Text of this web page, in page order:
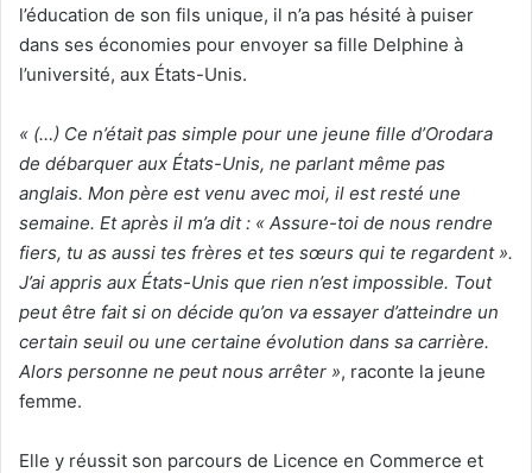
l’éducation de son fils unique, il n’a pas hésité à puiser
dans ses économies pour envoyer sa fille Delphine à
l’université, aux États-Unis.
« (…) Ce n’était pas simple pour une jeune fille d’Orodara
de débarquer aux États-Unis, ne parlant même pas
anglais. Mon père est venu avec moi, il est resté une
semaine. Et après il m’a dit : « Assure-toi de nous rendre
fiers, tu as aussi tes frères et tes sœurs qui te regardent ».
J’ai appris aux États-Unis que rien n’est impossible. Tout
peut être fait si on décide qu’on va essayer d’atteindre un
certain seuil ou une certaine évolution dans sa carrière.
Alors personne ne peut nous arrêter », raconte la jeune
femme.
Elle y réussit son parcours de Licence en Commerce et